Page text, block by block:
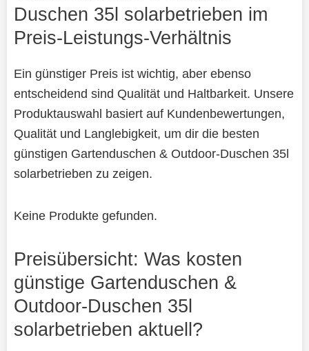
Duschen 35l solarbetrieben im
Preis-Leistungs-Verhältnis
Ein günstiger Preis ist wichtig, aber ebenso
entscheidend sind Qualität und Haltbarkeit. Unsere
Produktauswahl basiert auf Kundenbewertungen,
Qualität und Langlebigkeit, um dir die besten
günstigen Gartenduschen & Outdoor-Duschen 35l
solarbetrieben zu zeigen.
Keine Produkte gefunden.
Preisübersicht: Was kosten
günstige Gartenduschen &
Outdoor-Duschen 35l
solarbetrieben aktuell?